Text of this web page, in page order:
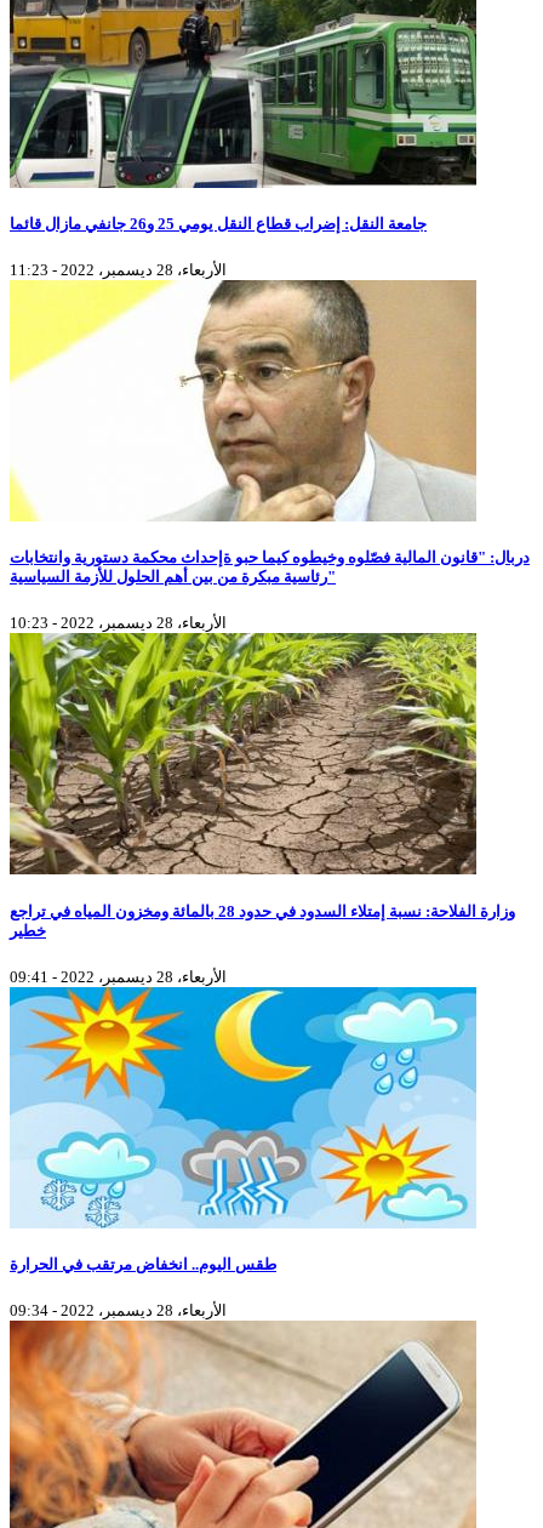
جامعة النقل: إضراب قطاع النقل يومي 25 و26 جانفي مازال قائما
الأربعاء، 28 ديسمبر، 2022 - 11:23
دربال: "قانون المالية فصّلوه وخيطوه كيما حبو ةإحداث محكمة دستورية وانتخابات
رئاسية مبكرة من بين أهم الحلول للأزمة السياسية"
الأربعاء، 28 ديسمبر، 2022 - 10:23
وزارة الفلاحة: نسبة إمتلاء السدود في حدود 28 بالمائة ومخزون المياه في تراجع
خطير
الأربعاء، 28 ديسمبر، 2022 - 09:41
طقس اليوم.. انخفاض مرتقب في الحرارة
الأربعاء، 28 ديسمبر، 2022 - 09:34